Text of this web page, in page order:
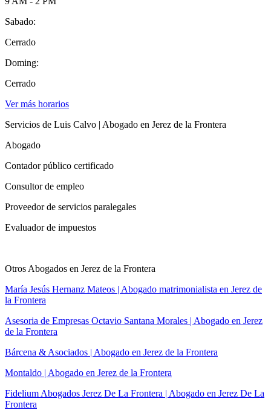
Sabado:
Cerrado
Doming:
Cerrado
Ver más horarios
Servicios de Luis Calvo | Abogado en Jerez de la Frontera
Abogado
Contador público certificado
Consultor de empleo
Proveedor de servicios paralegales
Evaluador de impuestos
Otros Abogados en Jerez de la Frontera
María Jesús Hernanz Mateos | Abogado matrimonialista en Jerez de
la Frontera
Asesoria de Empresas Octavio Santana Morales | Abogado en Jerez
de la Frontera
Bárcena & Asociados | Abogado en Jerez de la Frontera
Montaldo | Abogado en Jerez de la Frontera
Fidelium Abogados Jerez De La Frontera | Abogado en Jerez De La
Frontera